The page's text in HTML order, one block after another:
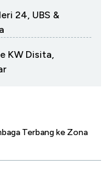
24, UBS &
KW Disita,
Terbang ke Zona